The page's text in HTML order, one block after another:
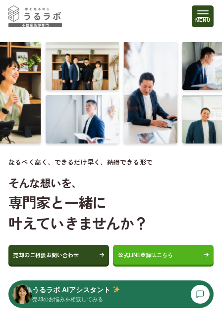
なるべく高く、できるだけ早く、納得できる形で
そんな想いを、
専門家と一緒に
叶えていきませんか？
売却のご相談お問い合わせ 公式LINE登録はこちら
うるラボ AIアシスタント
売却のお悩みを相談してみる